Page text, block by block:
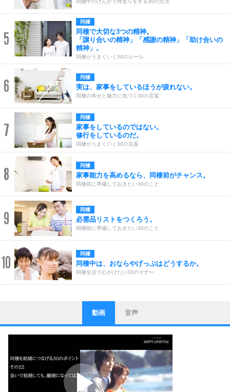
同棲中のけんかで仲直りをする30の方法
5
同棲
同棲で大切な3つの精神。
「譲り合いの精神」「感謝の精神」「助け合いの
精神」。
同棲がうまくいく30のルール
6 同棲
実は、家事をしているほうが疲れない。
同棲の幸せと魅力に気づく30の言葉
7
同棲
家事をしているのではない。
修行をしているのだ。
同棲がうまくいく30の言葉
8 同棲
家事能力を高めるなら、同棲前がチャンス。
同棲前に準備しておきたい30のこと
9 同棲
必需品リストをつくろう。
同棲前に準備しておきたい30のこと
10 同棲
同棲中は、おならやげっぷはどうするか。
同棲生活で心がけたい30のマナー
1
ストレス対策
他人と比べない。
いっそのこと、他人を見ない。
いらいらしない人になる30の方法
プラス思考
ポジティブになれない原因は、行動しないから。
ポジティブ思考になる30の方法
動画 音声